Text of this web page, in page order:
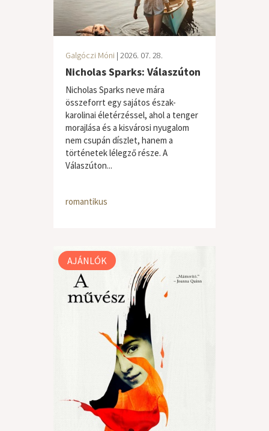
Galgóczi Móni | 2026. 07. 28.
Nicholas Sparks: Válaszúton
Nicholas Sparks neve mára
összeforrt egy sajátos észak-
karolinai életérzéssel, ahol a tenger
morajlása és a kisvárosi nyugalom
nem csupán díszlet, hanem a
történetek lélegző része. A
Válaszúton...
romantikus
AJÁNLÓK